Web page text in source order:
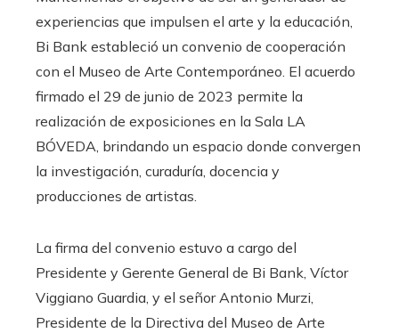
experiencias que impulsen el arte y la educación,
Bi Bank estableció un convenio de cooperación
con el Museo de Arte Contemporáneo. El acuerdo
firmado el 29 de junio de 2023 permite la
realización de exposiciones en la Sala LA
BÓVEDA, brindando un espacio donde convergen
la investigación, curaduría, docencia y
producciones de artistas.
La firma del convenio estuvo a cargo del
Presidente y Gerente General de Bi Bank, Víctor
Viggiano Guardia, y el señor Antonio Murzi,
Presidente de la Directiva del Museo de Arte